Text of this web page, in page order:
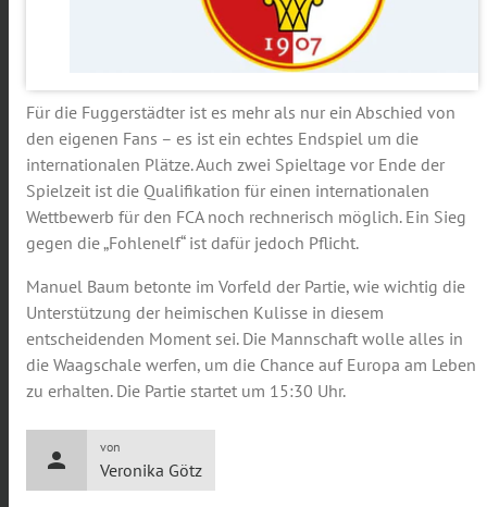
Für die Fuggerstädter ist es mehr als nur ein Abschied von
den eigenen Fans – es ist ein echtes Endspiel um die
internationalen Plätze. Auch zwei Spieltage vor Ende der
Spielzeit ist die Qualifikation für einen internationalen
Wettbewerb für den FCA noch rechnerisch möglich. Ein Sieg
gegen die „Fohlenelf“ ist dafür jedoch Pflicht.
Manuel Baum betonte im Vorfeld der Partie, wie wichtig die
Unterstützung der heimischen Kulisse in diesem
entscheidenden Moment sei. Die Mannschaft wolle alles in
die Waagschale werfen, um die Chance auf Europa am Leben
zu erhalten. Die Partie startet um 15:30 Uhr.
person
von
Veronika Götz